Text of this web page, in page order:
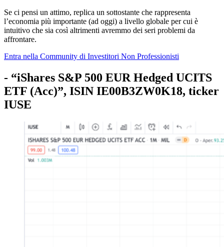
Se ci pensi un attimo, replica un sottostante che rappresenta
l’economia più importante (ad oggi) a livello globale per cui è
intuitivo che sia così altrimenti avremmo dei seri problemi da
affrontare.
Entra nella Community di Investitori Non Professionisti
- “iShares S&P 500 EUR Hedged UCITS
ETF (Acc)”, ISIN IE00B3ZW0K18, ticker
IUSE